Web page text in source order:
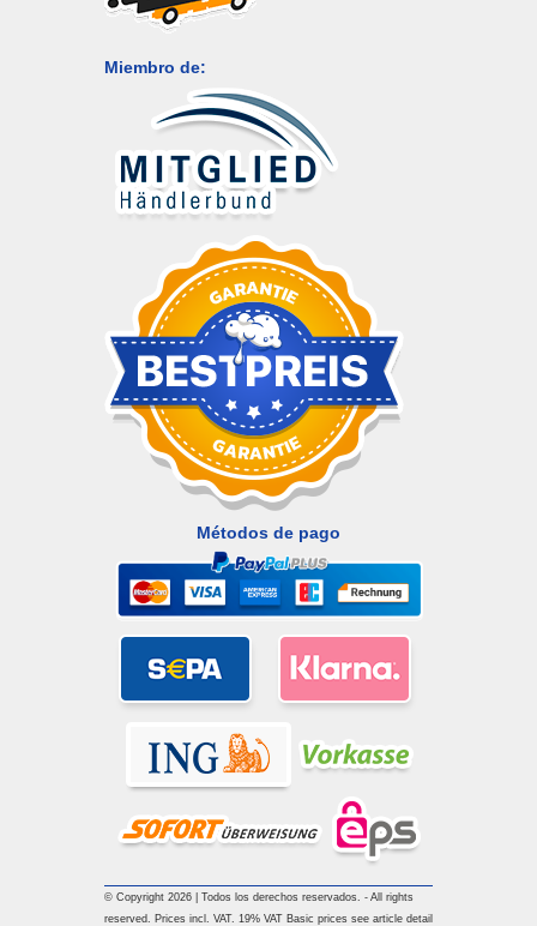
Miembro de:
Métodos de pago
© Copyright 2026 | Todos los derechos reservados. - All rights
reserved. Prices incl. VAT. 19% VAT Basic prices see article detail